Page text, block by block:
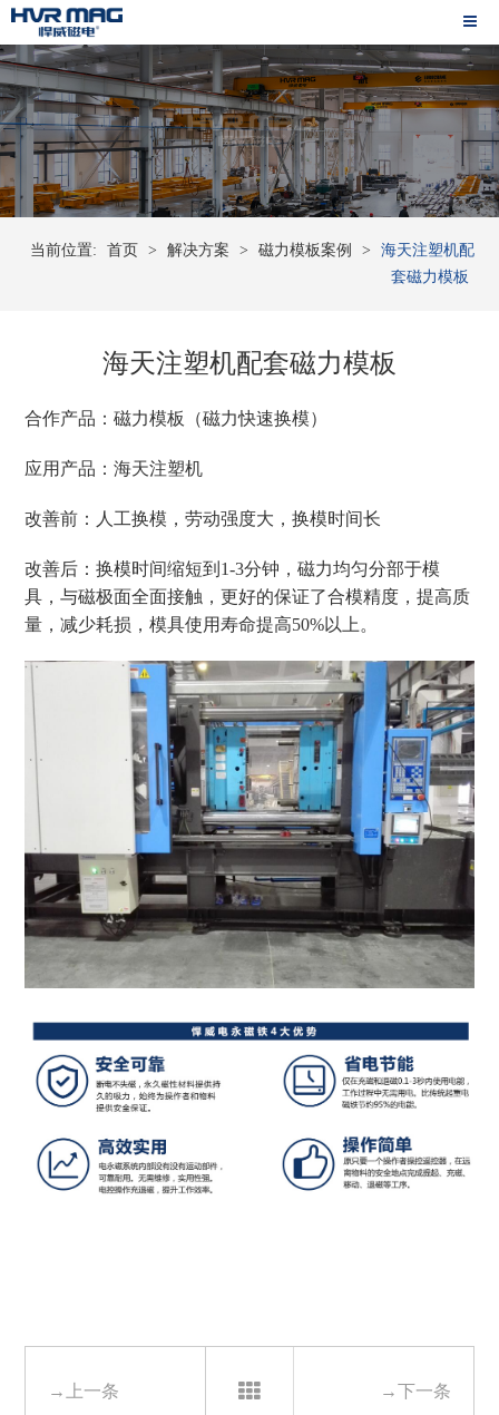
当前位置: 首页 > 解决方案 > 磁力模板案例 >
海天注塑机配
套磁力模板
海天注塑机配套磁力模板
合作产品：磁力模板 （磁力快速换模）
应用产品：海天注塑机
改善前：人工换模，劳动强度大，换模时间长
改善后：换模时间缩短到1-3分钟，磁力均匀分部于模
具，与磁极面全面接触，更好的保证了合模精度，提高质
量，减少耗损，模具使用寿命提高50%以上。
→上一条 →下一条